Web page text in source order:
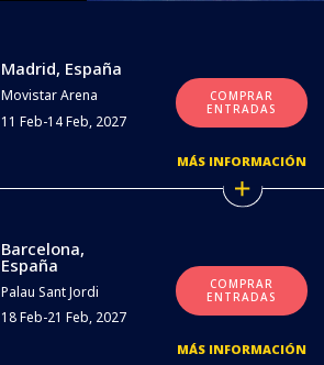
Madrid, España
Movistar Arena
11 Feb-14 Feb, 2027
COMPRAR
ENTRADAS
MÁS INFORMACIÓN
Barcelona,
España
Palau Sant Jordi
18 Feb-21 Feb, 2027
COMPRAR
ENTRADAS
MÁS INFORMACIÓN